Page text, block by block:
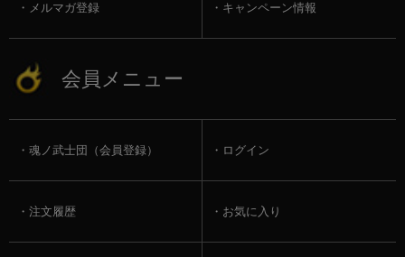
メルマガ登録 キャンペーン情報
会員メニュー
魂ノ武士団（会員登録） ログイン
注文履歴 お気に入り